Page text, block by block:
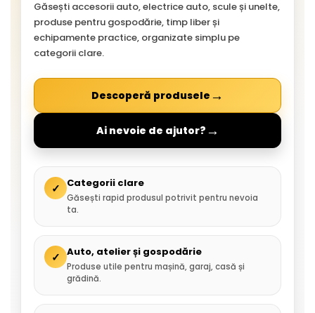
Găsești accesorii auto, electrice auto, scule și unelte,
produse pentru gospodărie, timp liber și
echipamente practice, organizate simplu pe
categorii clare.
Descoperă produsele →
Ai nevoie de ajutor? →
✓ Categorii clare
Găsești rapid produsul potrivit pentru nevoia
ta.
✓ Auto, atelier și gospodărie
Produse utile pentru mașină, garaj, casă și
grădină.